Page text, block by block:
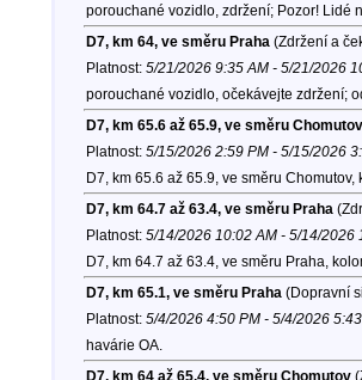
porouchané vozidlo, zdržení; Pozor! Lidé
D7, km 64, ve směru Praha (Zdržení a
Platnost: 5/21/2026 9:35 AM - 5/21/2026
porouchané vozidlo, očekávejte zdržení;
D7, km 65.6 až 65.9, ve směru Chomutov
Platnost: 5/15/2026 2:59 PM - 5/15/2026
D7, km 65.6 až 65.9, ve směru Chomutov,
D7, km 64.7 až 63.4, ve směru Praha
Platnost: 5/14/2026 10:02 AM - 5/14/2026
D7, km 64.7 až 63.4, ve směru Praha,
D7, km 65.1, ve směru Praha (Dopravní
Platnost: 5/4/2026 4:50 PM - 5/4/2026
havárie OA.
D7, km 64 až 65.4, ve směru Chomutov